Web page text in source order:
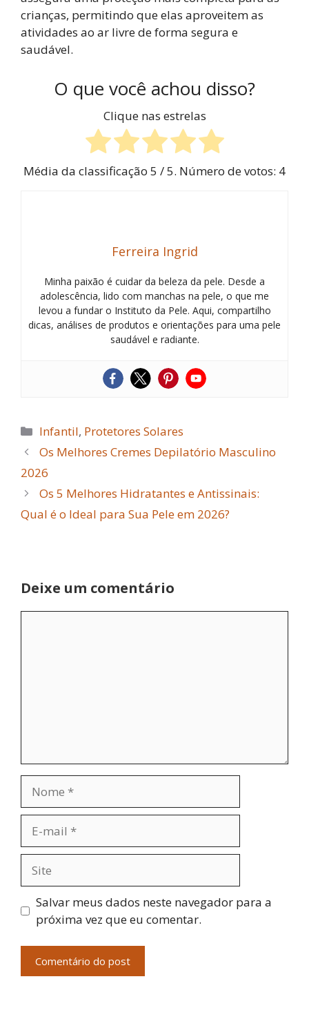
crianças, permitindo que elas aproveitem as
atividades ao ar livre de forma segura e
saudável.
O que você achou disso?
Clique nas estrelas
Média da classificação 5 / 5. Número de votos: 4
Ferreira Ingrid
Minha paixão é cuidar da beleza da pele. Desde a
adolescência, lido com manchas na pele, o que me
levou a fundar o Instituto da Pele. Aqui, compartilho
dicas, análises de produtos e orientações para uma pele
saudável e radiante.
Categorias
Infantil, Protetores Solares
Os Melhores Cremes Depilatório Masculino
2026
Os 5 Melhores Hidratantes e Antissinais:
Qual é o Ideal para Sua Pele em 2026?
Deixe um comentário
mail
Salvar meus dados neste navegador para a
próxima vez que eu comentar.